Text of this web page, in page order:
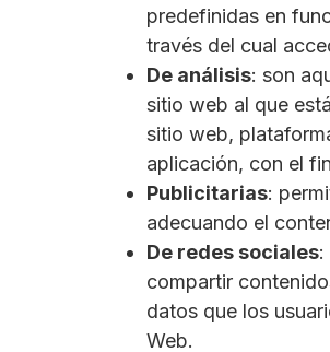
predefinidas en
través del cual
De análisis: son
sitio web al que
sitio web,
aplicación, con el
Publicitarias:
adecuando el
De redes sociales:
compartir
datos que los
Web.